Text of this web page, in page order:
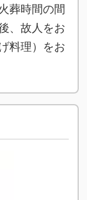
葬時間の間
、故人をお
料理）をお